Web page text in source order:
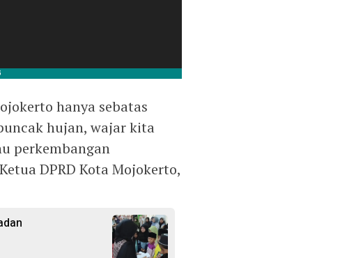
hanya sebatas
hujan, wajar kita
perkembangan
DPRD Kota Mojokerto,